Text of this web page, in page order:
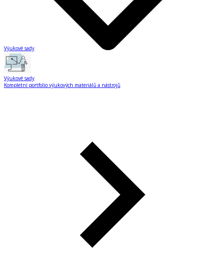
Výukové sady
Výukové sady
Kompletní portfolio výukových materiálů a nástrojů